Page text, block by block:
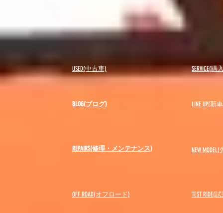
USED(中古車)
BLOG(ブログ)
SERVICE(
LINE UP(新
REPAIRS(修理・メンテナンス) NEW MODEL(
OFF ROAD(オフロード) ​TEST RIDE(